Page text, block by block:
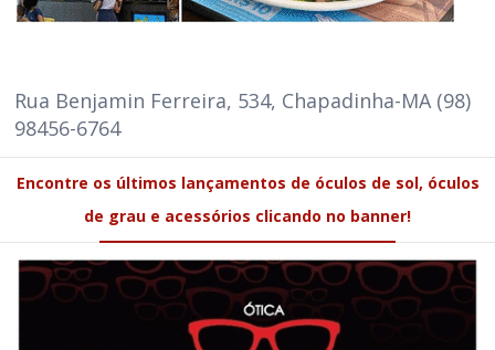
Rua Benjamin Ferreira, 534, Chapadinha-MA (98)
98456-6764
Encontre os últimos lançamentos de óculos de sol, óculos
de grau e acessórios clicando no banner!